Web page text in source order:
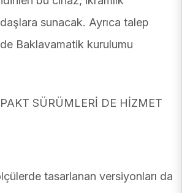
sunacak. Ayrıca talep
Baklavamatik kurulumu
SÜRÜMLERİ DE HİZMET
tasarlanan versiyonları da